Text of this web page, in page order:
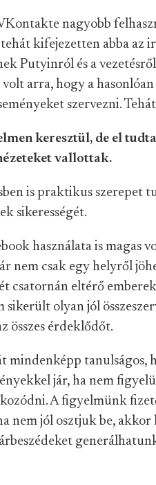
nagyobb
kifejezetten abba az
Putyinról és a
arra, hogy a
szervezni.
keresztül, de el
vallottak.
is praktikus szerepet
sikerességét.
használata is
nem csak egy helyről
csatornán eltérő
olyan jól
összes érdeklődőt.
mindenképp
jár, ha nem
A figyelmünk
nem jól osztjuk be,